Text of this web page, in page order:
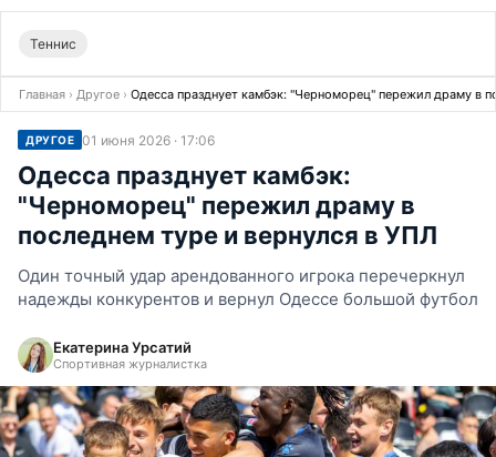
Теннис
Главная › Другое › Одесса празднует камбэк: "Черноморец" пережил драму в
ДРУГОЕ 01 июня 2026 · 17:06
Одесса празднует камбэк:
"Черноморец" пережил драму в
последнем туре и вернулся в УПЛ
Один точный удар арендованного игрока перечеркнул
надежды конкурентов и вернул Одессе большой футбол
Екатерина Урсатий
Спортивная журналистка